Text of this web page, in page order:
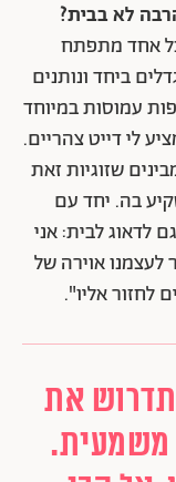
לא בבית?
אחד מתפתח
ביחד ונותנים
עמוסות במיוחד
לי דייט צהריים.
שזוגיות זאת
בה. יחד עם
לדאוג לבית: אני
לעצמנו אוירה של
לחזור אליו".
את
משמעית.